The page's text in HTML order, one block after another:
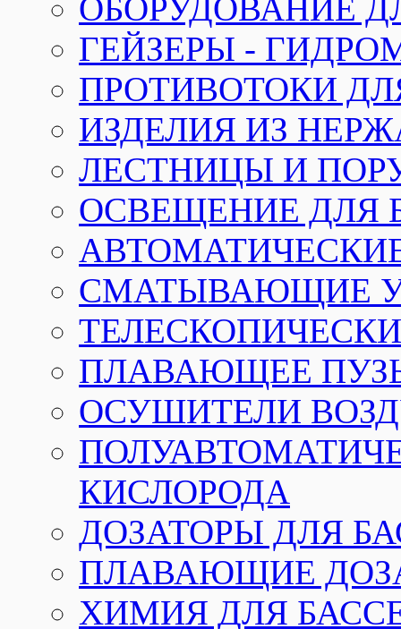
ОБОРУДОВАНИЕ
ГЕЙЗЕРЫ -
ПРОТИВОТОКИ
ИЗДЕЛИЯ ИЗ
ЛЕСТНИЦЫ И
ОСВЕЩЕНИЕ ДЛЯ
СМАТЫВАЮЩИЕ
ПЛАВАЮЩЕЕ
ОСУШИТЕЛИ
КИСЛОРОДА
ДОЗАТОРЫ ДЛЯ
ПЛАВАЮЩИЕ
ХИМИЯ ДЛЯ